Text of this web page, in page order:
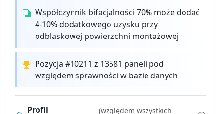
Współczynnik bifacjalności 70% może dodać
4-10% dodatkowego uzysku przy
odblaskowej powierzchni montażowej
Pozycja #10211 z 13581 paneli pod
względem sprawności w bazie danych
Profil
(względem wszystkich